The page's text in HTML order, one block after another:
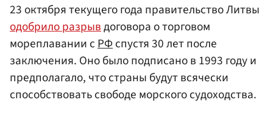
23 октября текущего года правительство Литвы
одобрило разрывдоговора о торговом
мореплавании сРФспустя 30 лет после
заключения. Оно было подписано в 1993 году и
предполагало, что страны будут всячески
способствовать свободе морского судоходства.